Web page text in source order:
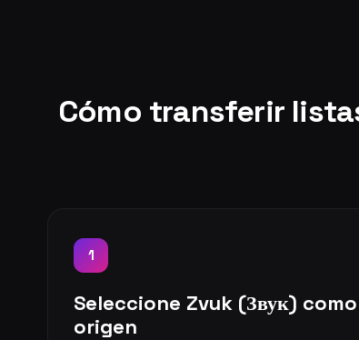
Cómo transferir
1
Seleccione Zvuk (Звук) como
origen